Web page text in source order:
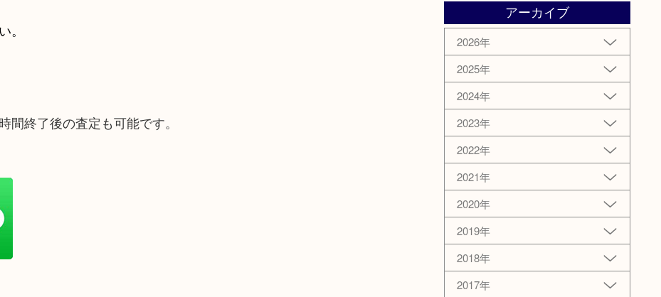
終了後の査定も可能です。
アーカイブ
2026年
2025年
2024年
2023年
2022年
2021年
2020年
2019年
2018年
2017年